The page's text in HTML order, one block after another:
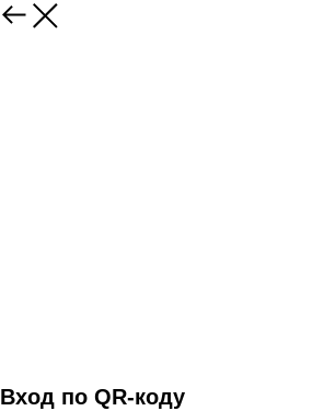
Вход по QR-коду